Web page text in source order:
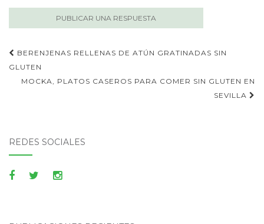
Publica
navegación
BERENJENAS RELLENAS DE ATÚN GRATINADAS SIN
GLUTEN
MOCKA, PLATOS CASEROS PARA COMER SIN GLUTEN EN
SEVILLA
REDES SOCIALES